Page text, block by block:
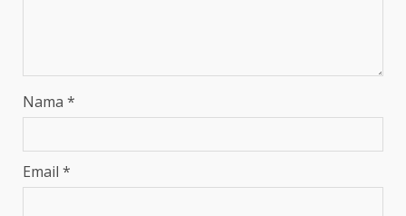
Nama *
Email *